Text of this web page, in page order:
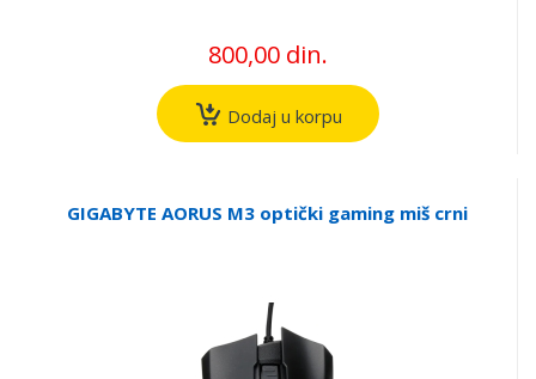
800,00 din.
Dodaj u korpu
GIGABYTE AORUS M3 optički gaming miš crni